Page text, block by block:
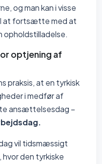
og man kan i visse
at fortsætte med at
opholdstilladelse.
optjening af
praksis, at en tyrkisk
i medfør af
ansættelsesdag –
vil tidsmæssigt
den tyrkiske